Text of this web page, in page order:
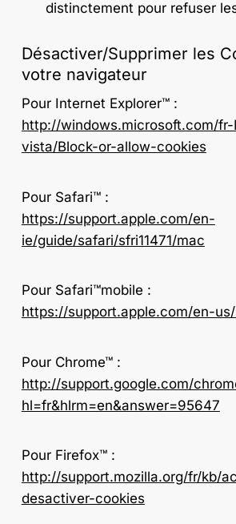
distinctement pour refuser
Désactiver/Supprimer les
votre navigateur
Pour Internet Explorer™ :
http://windows.microsoft.com/
vista/Block-or-allow-cookies
Pour Safari™ :
https://support.apple.com/en-
ie/guide/safari/sfri11471/mac
Pour Safari™mobile :
https://support.apple.com/en-
Pour Chrome™ :
http://support.google.com/
hl=fr&hlrm=en&answer=95647
Pour Firefox™ :
http://support.mozilla.org/fr/kb/
desactiver-cookies